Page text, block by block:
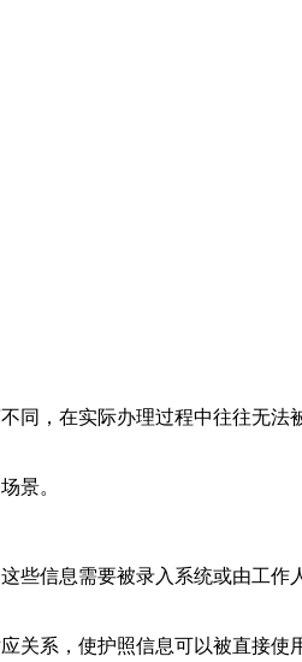
同，在实际办理过程中往往无法
景。
些信息需要被录入系统或由工作
关系，使护照信息可以被直接使